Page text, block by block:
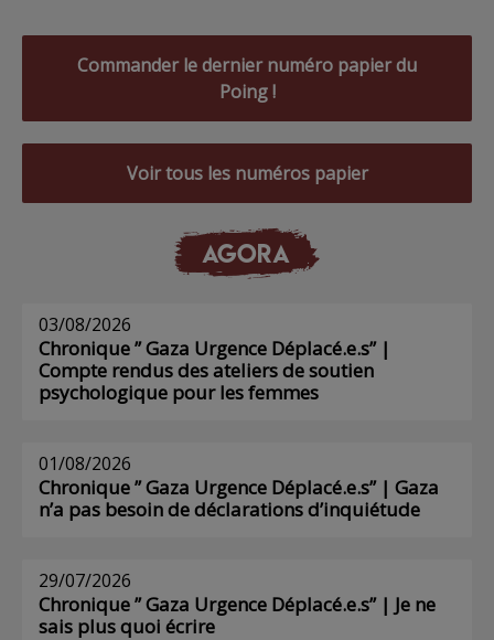
Commander le dernier numéro papier du
Poing !
Voir tous les numéros papier
AGORA
03/08/2026
Chronique ” Gaza Urgence Déplacé.e.s” |
Compte rendus des ateliers de soutien
psychologique pour les femmes
01/08/2026
Chronique ” Gaza Urgence Déplacé.e.s” | Gaza
n’a pas besoin de déclarations d’inquiétude
29/07/2026
Chronique ” Gaza Urgence Déplacé.e.s” | Je ne
sais plus quoi écrire